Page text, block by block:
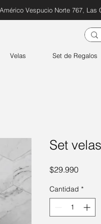
Vespucio Norte 767, Las
Velas Set de Regalos
Set
$29.990Precio
Cantidad *